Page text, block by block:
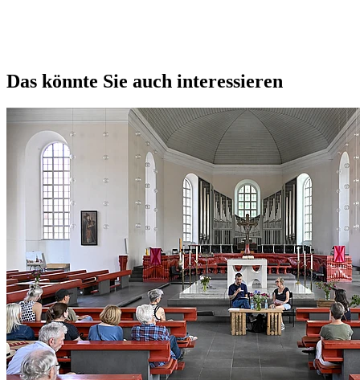
Das könnte Sie auch interessieren